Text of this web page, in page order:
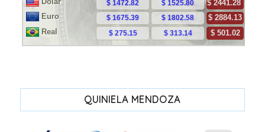
QUINIELA MENDOZA